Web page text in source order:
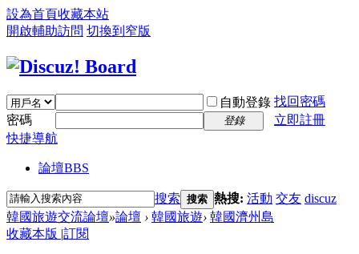
設為首頁收藏本站
開啟輔助訪問 切換到窄版
自動登錄 找回密碼
密碼
登錄
立即註冊
快捷導航
論壇BBS
搜索 搜索 熱搜: 活動 交友 discuz
韓國旅遊交流論壇»論壇 › 韓國旅遊› 韓國濟州島
收藏本版 |訂閱